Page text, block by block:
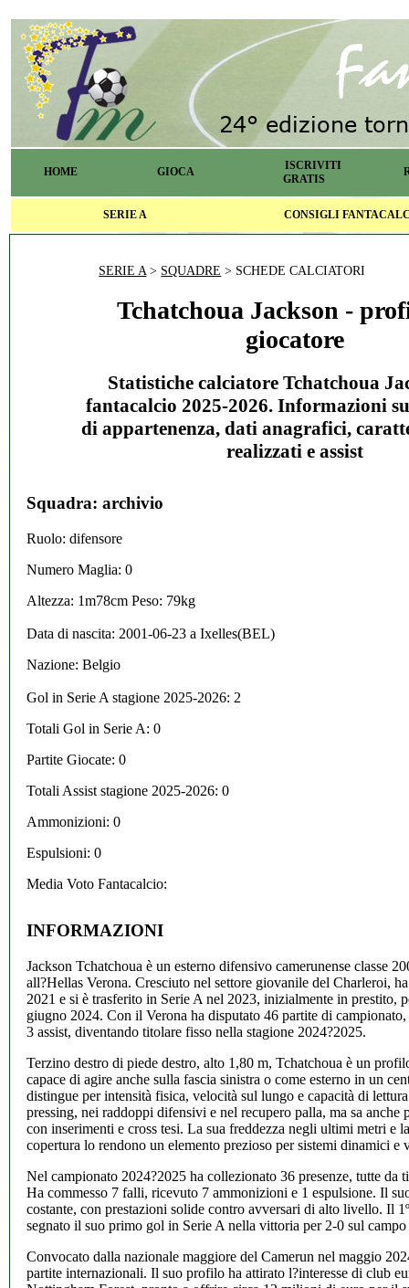
HOME GIOCA
ISCRIVITI
GRATIS
SERIE A CONSIGLI
SERIE A> SQUADRE > SCHEDE CALCIATORI
Tchatchoua Jackson -
giocatore
Statistiche calciatore Tchatchoua
fantacalcio 2025-2026. Informazioni
di appartenenza, dati anagrafici,
realizzati e assist
Squadra: archivio
Ruolo: difensore
Numero Maglia: 0
Altezza: 1m78cm Peso: 79kg
Data di nascita: 2001-06-23 a Ixelles(BEL)
Nazione: Belgio
Gol in Serie A stagione 2025-2026: 2
Totali Gol in Serie A: 0
Partite Giocate: 0
Totali Assist stagione 2025-2026: 0
Ammonizioni: 0
Espulsioni: 0
Media Voto Fantacalcio:
INFORMAZIONI
Jackson Tchatchoua è un esterno difensivo camerunense classe
all?Hellas Verona. Cresciuto nel settore giovanile del Charleroi,
2021 e si è trasferito in Serie A nel 2023, inizialmente in prestito,
giugno 2024. Con il Verona ha disputato 46 partite di
3 assist, diventando titolare fisso nella stagione 2024?2025.
Terzino destro di piede destro, alto 1,80 m, Tchatchoua è un
capace di agire anche sulla fascia sinistra o come esterno in un
distingue per intensità fisica, velocità sul lungo e capacità di
pressing, nei raddoppi difensivi e nel recupero palla, ma sa anche
con inserimenti e cross tesi. La sua freddezza negli ultimi metri e
copertura lo rendono un elemento prezioso per sistemi dinamici e
Nel campionato 2024?2025 ha collezionato 36 presenze, tutte da
Ha commesso 7 falli, ricevuto 7 ammonizioni e 1 espulsione. Il
costante, con prestazioni solide contro avversari di alto livello. Il
segnato il suo primo gol in Serie A nella vittoria per 2-0 sul
Convocato dalla nazionale maggiore del Camerun nel maggio
partite internazionali. Il suo profilo ha attirato l?interesse di club